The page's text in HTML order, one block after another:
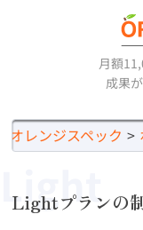
月額
成果
オレンジスペック
Lightプランの
Light